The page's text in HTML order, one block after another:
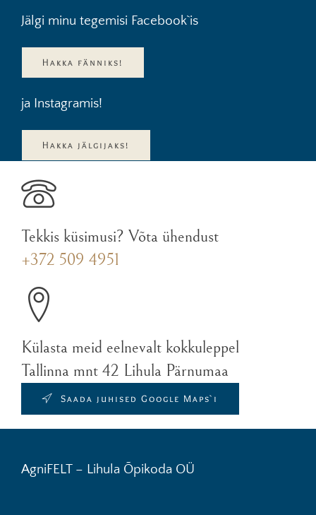
Jälgi minu tegemisi Facebook`is
Hakka fänniks!
ja Instagramis!
Hakka jälgijaks!
Tekkis küsimusi? Võta ühendust
+372 509 4951
Külasta meid eelnevalt kokkuleppel
Tallinna mnt 42 Lihula Pärnumaa
Saada juhised Google Maps`i
AgniFELT – Lihula Õpikoda OÜ